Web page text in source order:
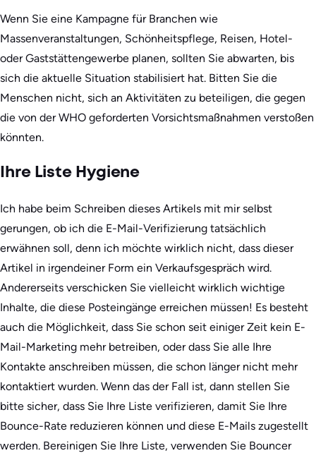
Wenn Sie eine Kampagne für Branchen wie
Massenveranstaltungen, Schönheitspflege, Reisen, Hotel-
oder Gaststättengewerbe planen, sollten Sie abwarten, bis
sich die aktuelle Situation stabilisiert hat. Bitten Sie die
Menschen nicht, sich an Aktivitäten zu beteiligen, die gegen
die von der WHO geforderten Vorsichtsmaßnahmen verstoßen
könnten.
Ihre Liste Hygiene
Ich habe beim Schreiben dieses Artikels mit mir selbst
gerungen, ob ich die E-Mail-Verifizierung tatsächlich
erwähnen soll, denn ich möchte wirklich nicht, dass dieser
Artikel in irgendeiner Form ein Verkaufsgespräch wird.
Andererseits verschicken Sie vielleicht wirklich wichtige
Inhalte, die diese Posteingänge erreichen müssen! Es besteht
auch die Möglichkeit, dass Sie schon seit einiger Zeit kein E-
Mail-Marketing mehr betreiben, oder dass Sie alle Ihre
Kontakte anschreiben müssen, die schon länger nicht mehr
kontaktiert wurden. Wenn das der Fall ist, dann stellen Sie
bitte sicher, dass Sie Ihre Liste verifizieren, damit Sie Ihre
Bounce-Rate reduzieren können und diese E-Mails zugestellt
werden. Bereinigen Sie Ihre Liste, verwenden Sie Bouncer